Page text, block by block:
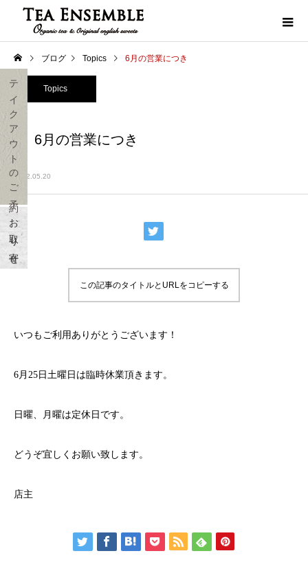
テイクアウトのご予約
お取り寄せ
ブログ Topics 6月の営業につき
Topics
6月の営業につき
2022.05.20
この記事のタイトルとURLをコピーする
いつもご利用ありがとうございます！
6月25日土曜日は臨時休業頂きます。
日曜、月曜は定休日です。
どうぞ宜しくお願い致します。
店主